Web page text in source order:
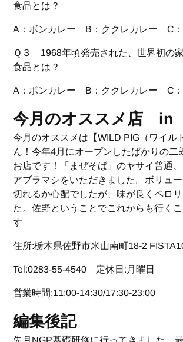
食品とは？
A：ボンカレー B：ククレカレー C：
Ｑ３ 1968年頃発売された、世界初の
食品とは？
A：ボンカレー B：ククレカレー C：
今月のオススメ店 in
今月のオススメは【WILD PIG（ワイル
ん！今年4月にオープンしたばかりの二
お店です！「まぜそば」のヤサイ普通、
アブラマシをいただきました。ボリュ
切れるか心配でしたが、味が良くペロ
た。佐野ということでこれからも行く
す
住所:栃木県佐野市米山南町18-2
Tel:0283-55-4540 定休日:月曜日
営業時間:11:00-14:30/17:30-23:00
編集後記